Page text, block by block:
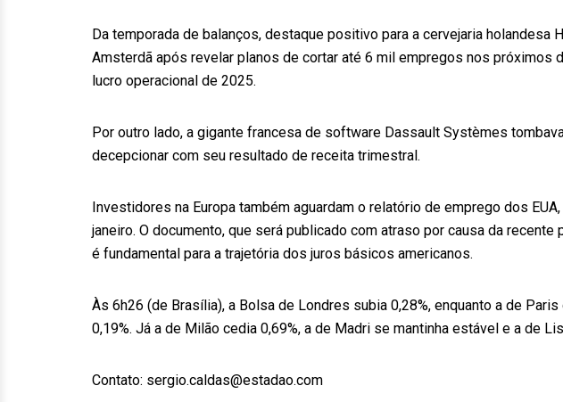
Da temporada de balanços, destaque positivo para a cervejaria holandesa
Amsterdã após revelar planos de cortar até 6 mil empregos nos próximos
lucro operacional de 2025.
Por outro lado, a gigante francesa de software Dassault Systèmes
decepcionar com seu resultado de receita trimestral.
Investidores na Europa também aguardam o relatório de emprego dos
janeiro. O documento, que será publicado com atraso por causa da recente
é fundamental para a trajetória dos juros básicos americanos.
Às 6h26 (de Brasília), a Bolsa de Londres subia 0,28%, enquanto a de
0,19%. Já a de Milão cedia 0,69%, a de Madri se mantinha estável e a de
Contato: sergio.caldas@estadao.com